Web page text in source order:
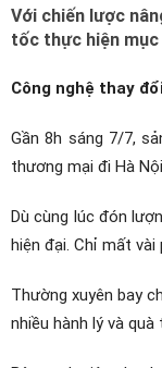
Với chiến lược
tốc thực hiện
Công nghệ thay
Gần 8h sáng 7/7,
thương mại đi Hà
Dù cùng lúc đón
hiện đại. Chỉ mất
Thường xuyên bay
nhiều hành lý và